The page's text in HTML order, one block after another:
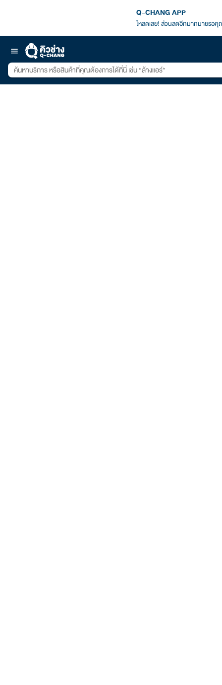
Q-CHANG APP
โหลดเลย! ส่วนลดอีกมากมายรอ
menu